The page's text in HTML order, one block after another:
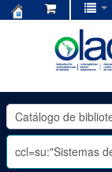
OLADE
-